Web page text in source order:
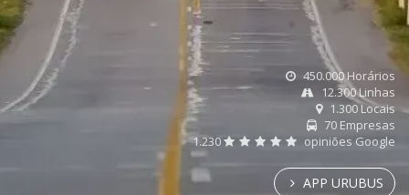
450.000 Horários
12.300 Linhas
1.300 Locais
70 Empresas
1.230
opiniões Google
APP URUBUS